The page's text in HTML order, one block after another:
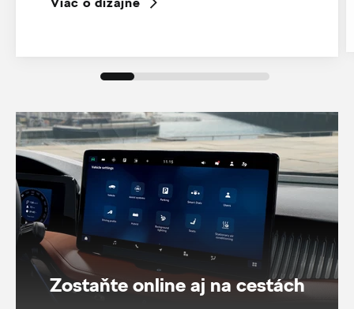
Zostaňte online aj na cestách